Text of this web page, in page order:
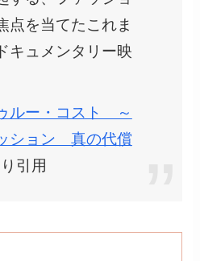
点を当てたこれま
キュメンタリー映
ルー・コスト ～
ション 真の代償
引用